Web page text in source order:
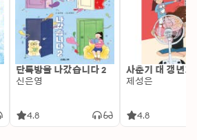
단톡방을 나갔습니다 2
신은영
4.8
사춘기 대 갱년기
제성은
4.8